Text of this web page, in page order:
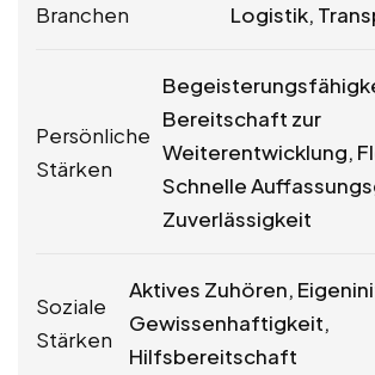
Branchen Logistik,
Persönliche
Stärken
Bereitschaft zur
Weiterentwicklung,
Schnelle
Zuverlässigkeit
Soziale
Stärken
Aktives Zuhören,
Gewissenhaftigkeit,
Hilfsbereitschaft